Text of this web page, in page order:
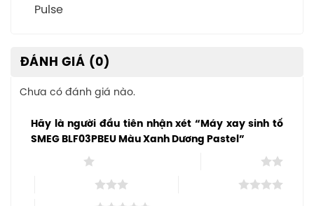
Pulse
ĐÁNH GIÁ (0)
Chưa có đánh giá nào.
Hãy là người đầu tiên nhận xét “Máy xay sinh tố
SMEG BLF03PBEU Màu Xanh Dương Pastel”